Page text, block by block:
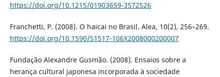
https://doi.org/10.1215/01903659-3572526
Franchetti, P. (2008). O haicai no Brasil. Alea, 10(2), 256–269.
https://doi.org/10.1590/S1517-106X2008000200007
Fundação Alexandre Gusmão. (2008). Ensaios sobre a
herança cultural japonesa incorporada à sociedade